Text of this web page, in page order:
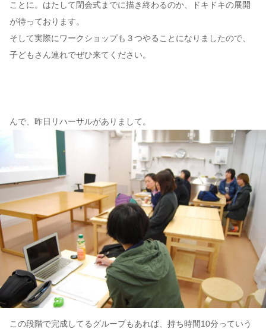
ことに。はたして閉会式までに描き終わるのか、ドキドキの展開
が待っております。
そして実際にワークショップも３つやることになりましたので、
子どもさん連れでぜひ来てください。
んで、昨日リハーサルがありまして。
この段階で完成してるグループもあれば、持ち時間10分っていう